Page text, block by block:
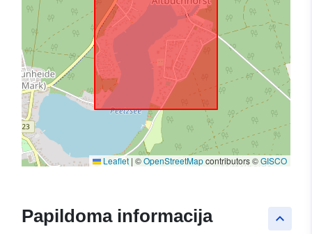
Leaflet | ©OpenStreetMapcontributors ©GISCO
keyboard_arrow_up
Papildoma informacija